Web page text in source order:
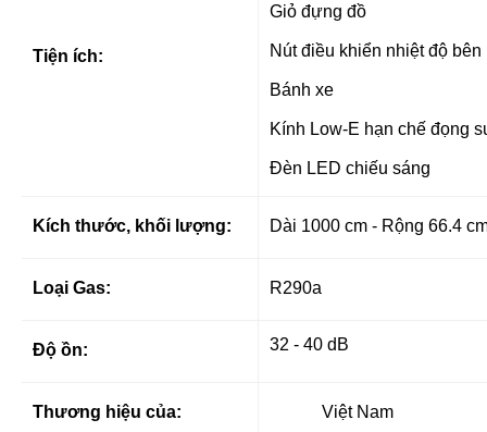
Tiện ích:
Giỏ đựng đồ
Nút điều khiển nhiệt độ bên
Bánh xe
Kính Low-E hạn chế đọng
Đèn LED chiếu sáng
Kích thước, khối lượng: Dài 1000 cm - Rộng 66.4
Loại Gas: R290a
Độ ồn: 32 - 40 dB
Thương hiệu của: Việt Nam